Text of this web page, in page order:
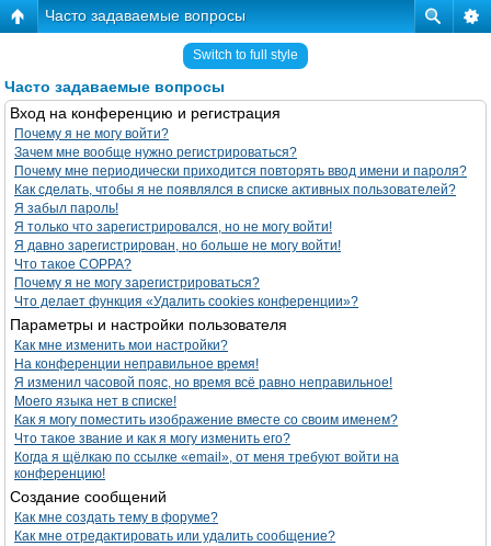
Часто задаваемые вопросы
Switch to full style
Часто задаваемые вопросы
Вход на конференцию и регистрация
Почему я не могу войти?
Зачем мне вообще нужно регистрироваться?
Почему мне периодически приходится повторять ввод имени и пароля?
Как сделать, чтобы я не появлялся в списке активных пользователей?
Я забыл пароль!
Я только что зарегистрировался, но не могу войти!
Я давно зарегистрирован, но больше не могу войти!
Что такое COPPA?
Почему я не могу зарегистрироваться?
Что делает функция «Удалить cookies конференции»?
Параметры и настройки пользователя
Как мне изменить мои настройки?
На конференции неправильное время!
Я изменил часовой пояс, но время всё равно неправильное!
Моего языка нет в списке!
Как я могу поместить изображение вместе со своим именем?
Что такое звание и как я могу изменить его?
Когда я щёлкаю по ссылке «email», от меня требуют войти на
конференцию!
Создание сообщений
Как мне создать тему в форуме?
Как мне отредактировать или удалить сообщение?